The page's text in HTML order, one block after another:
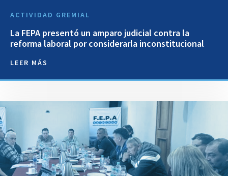
ACTIVIDAD GREMIAL
La FEPA presentó un amparo judicial contra la
reforma laboral por considerarla inconstitucional
LEER MÁS